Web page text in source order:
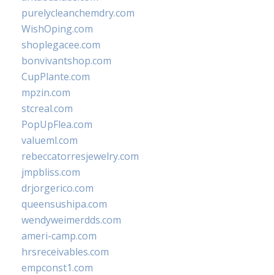
purelycleanchemdry.com
WishOping.com
shoplegacee.com
bonvivantshop.com
CupPlante.com
mpzin.com
stcreal.com
PopUpFlea.com
valueml.com
rebeccatorresjewelry.com
jmpbliss.com
drjorgerico.com
queensushipa.com
wendyweimerdds.com
ameri-camp.com
hrsreceivables.com
empconst1.com